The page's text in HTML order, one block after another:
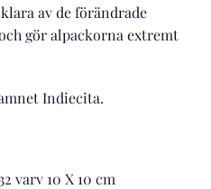
av de förändrade
gör alpackorna extremt
Indiecita.
varv 10 X 10 cm